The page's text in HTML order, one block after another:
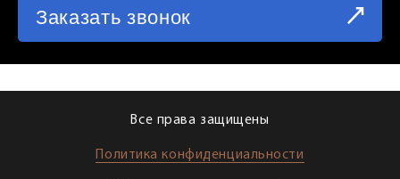
СХЕМА ПРОЕЗДА
Заказать звонок
Все права защищены
Политика конфиденциальности